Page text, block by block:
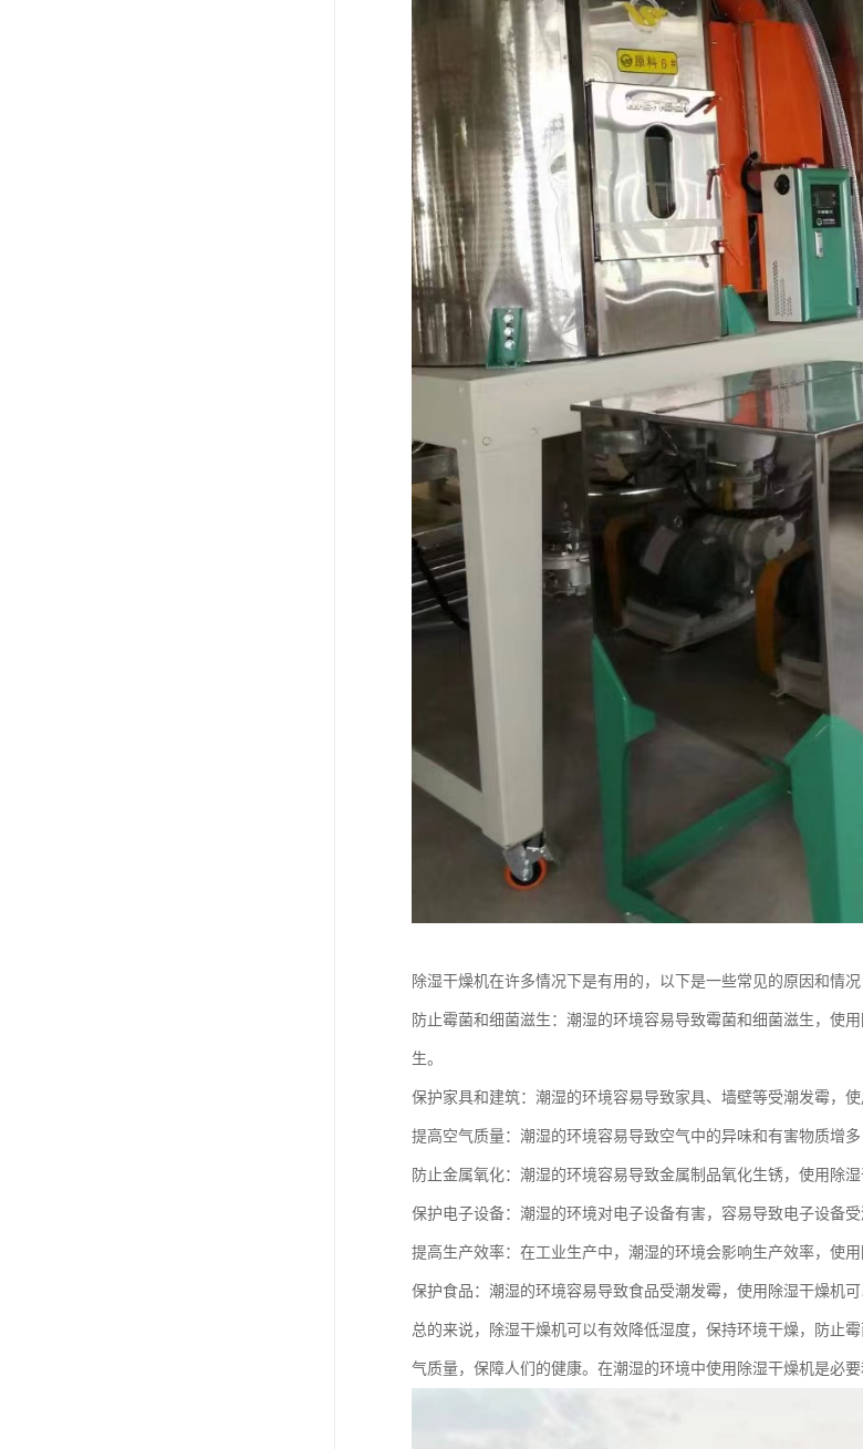
除湿干燥机在许多情况下是有用的，以下是一些常见的原因和情
防止霉菌和细菌滋生：潮湿的环境容易导致霉菌和细菌滋生，使
生。
保护家具和建筑：潮湿的环境容易导致家具、墙壁等受潮发霉，
提高空气质量：潮湿的环境容易导致空气中的异味和有害物质增
防止金属氧化：潮湿的环境容易导致金属制品氧化生锈，使用除
保护电子设备：潮湿的环境对电子设备有害，容易导致电子设备
提高生产效率：在工业生产中，潮湿的环境会影响生产效率，使
保护食品：潮湿的环境容易导致食品受潮发霉，使用除湿干燥机可
总的来说，除湿干燥机可以有效降低湿度，保持环境干燥，防止
气质量，保障人们的健康。在潮湿的环境中使用除湿干燥机是必要